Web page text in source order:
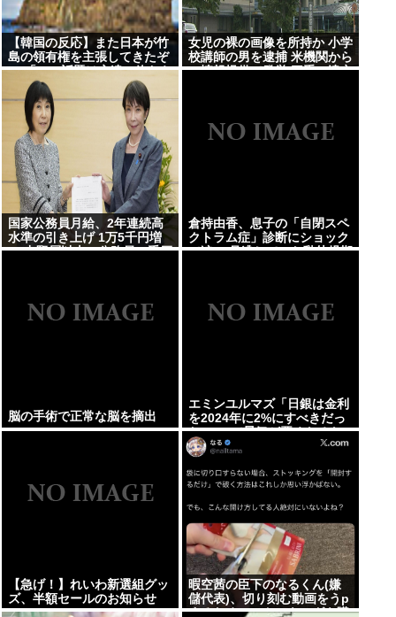
【韓国の反応】また日本が竹
島の領有権を主張してきたぞ
→ 「この話題は永遠に終わら
ないな」「日本政府の支持率
が落ちてきた時点でこの手の
ニュースが出るのは予想でき
た」
女児の裸の画像を所持か 小学
校講師の男を逮捕 米機関から
の情報提供で発覚 三重・津市
国家公務員月給、2年連続高
水準の引き上げ 1万5千円増
に 中堅層以上の公務員に手厚
倉持由香、息子の「自閉スペ
クトラム症」診断にショック
で涙… 見逃していた乳幼児期
脳の手術で正常な脳を摘出
エミンユルマズ「日銀は金利
を2024年に2%にすべきだっ
た、2%で景気が悪くなるな
ら生産性が低い利益が出せな
い企業、潰れろ
【急げ！】れいわ新選組グッ
ズ、半額セールのお知らせ
暇空茜の臣下のなるくん(嫌
儲代表)、切り刻む動画をうp
するためにストッキングを購